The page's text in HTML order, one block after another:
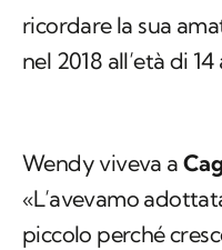
ricordare la sua
nel 2018 all’età di 14
Wendy viveva a
«L’avevamo
piccolo perché